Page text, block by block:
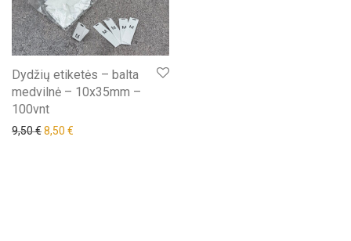
Dydžių etiketės – balta
medvilnė – 10x35mm –
100vnt
9,50€8,50 €